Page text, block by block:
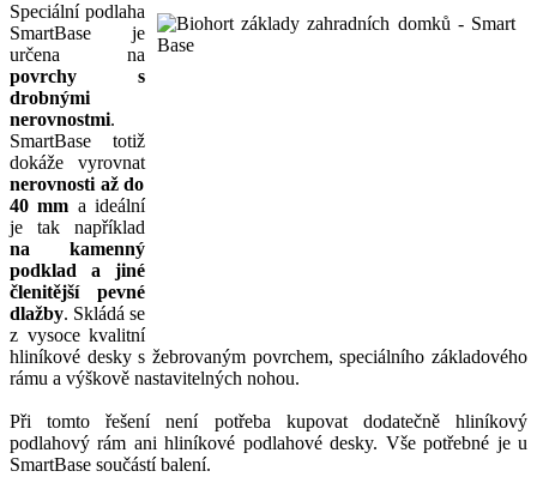
Speciální podlaha
SmartBase je
určena na
povrchy s
drobnými
nerovnostmi.
SmartBase totiž
dokáže vyrovnat
nerovnosti až do
40 mm a ideální
je tak například
na kamenný
podklad a jiné
členitější pevné
dlažby. Skládá se
z vysoce kvalitní
hliníkové desky s žebrovaným povrchem, speciálního základového
rámu a výškově nastavitelných nohou.
Při tomto řešení není potřeba kupovat dodatečně hliníkový
podlahový rám ani hliníkové podlahové desky. Vše potřebné je u
SmartBase součástí balení.